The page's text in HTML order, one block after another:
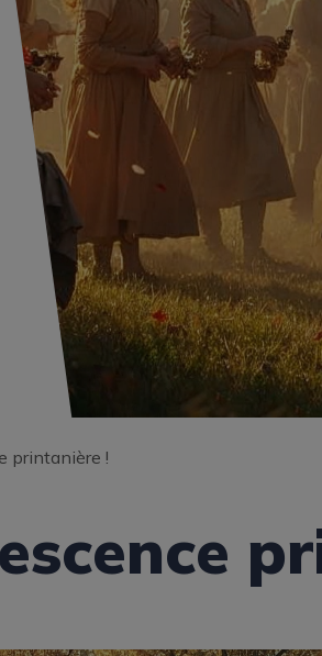
printanière !